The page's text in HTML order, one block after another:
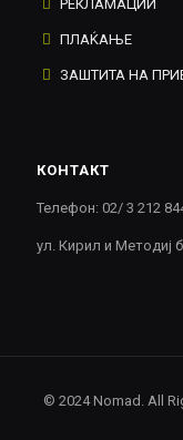
РЕКЛАМАЦИИ
ПЛАЌАЊЕ
ЗАШТИТА НА
КОНТАКТ
Телефон: 02/ 3 212
ул. Кирил и Методиј
© 2024 Nomad. All